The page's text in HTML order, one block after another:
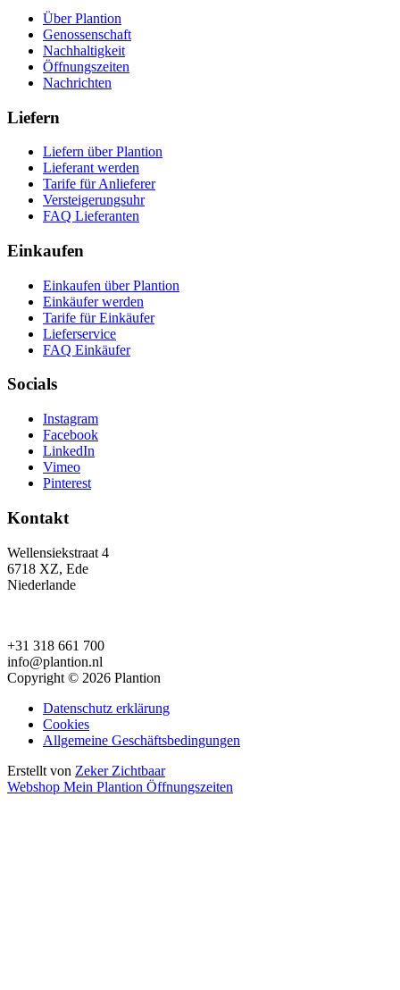
Über Plantion
Genossenschaft
Nachhaltigkeit
Öffnungszeiten
Nachrichten
Liefern
Liefern über Plantion
Lieferant werden
Tarife für Anlieferer
Versteigerungsuhr
FAQ Lieferanten
Einkaufen
Einkaufen über Plantion
Einkäufer werden
Tarife für Einkäufer
Lieferservice
FAQ Einkäufer
Socials
Instagram
Facebook
LinkedIn
Vimeo
Pinterest
Kontakt
Wellensiekstraat 4
6718 XZ, Ede
Niederlande
+31 318 661 700
info@plantion.nl
Copyright © 2026 Plantion
Datenschutz erklärung
Cookies
Allgemeine Geschäftsbedingungen
Erstellt von Zeker Zichtbaar
Webshop Mein Plantion Öffnungszeiten